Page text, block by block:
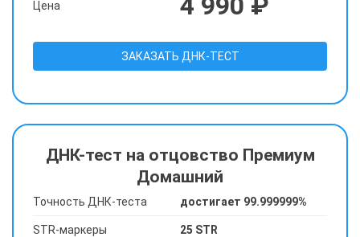
Цена
ЗАКАЗАТЬ ДНК-ТЕСТ
ДНК-тест на отцовство Премиум
Домашний
Точность ДНК-теста достигает 99.999999%
STR-маркеры 25 STR